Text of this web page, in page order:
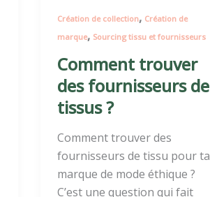
Création de collection, Création de
marque, Sourcing tissu et fournisseurs
Comment trouver
des fournisseurs de
tissus ?
Comment trouver des
fournisseurs de tissu pour ta
marque de mode éthique ?
C’est une question qui fait